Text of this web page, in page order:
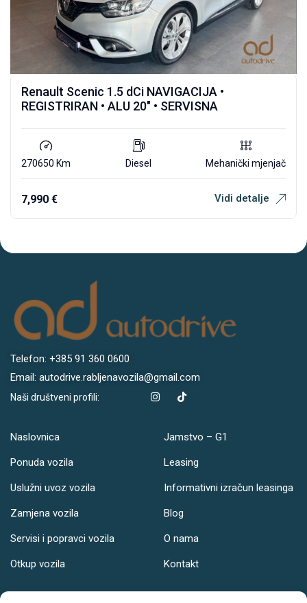
Renault Scenic 1.5 dCi NAVIGACIJA •
REGISTRIRAN • ALU 20″ • SERVISNA
270650 Km Diesel Mehanički mjenjač
7,990 € Vidi detalje
Telefon: +385 91 360 0600
Email: autodrive.rabljenavozila@gmail.com
Naši društveni profili:
Naslovnica
Ponuda vozila
Uslužni uvoz vozila
Zamjena vozila
Servisi i popravci vozila
Otkup vozila
Jamstvo – G1
Leasing
Informativni izračun leasinga
Blog
O nama
Kontakt